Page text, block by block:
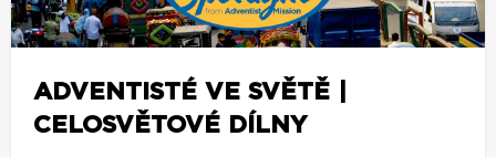
ADVENTISTÉ VE SVĚTĚ |
CELOSVĚTOVÉ DÍLNY